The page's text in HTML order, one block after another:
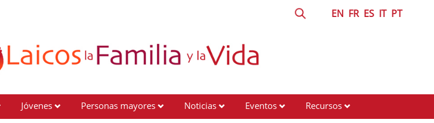
EN FR ES IT PT
Jóvenes Personas mayores Noticias Eventos
Recursos